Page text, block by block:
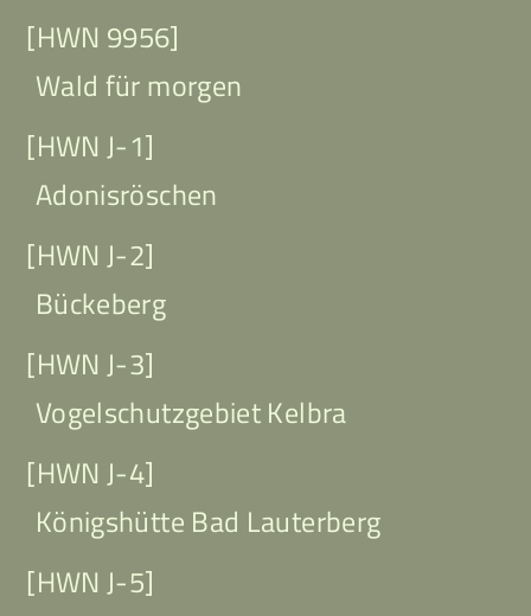
[HWN 9956]
Wald für morgen
[HWN J-1]
Adonisröschen
[HWN J-2]
Bückeberg
[HWN J-3]
Vogelschutzgebiet Kelbra
[HWN J-4]
Königshütte Bad Lauterberg
[HWN J-5]